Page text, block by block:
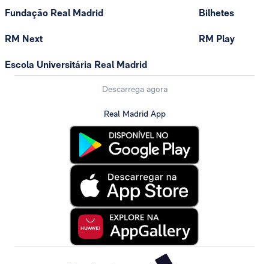
Fundação Real Madrid
RM Next
Escola Universitária Real Madrid
Bilhetes
RM Play
Descarrega agora
Real Madrid App